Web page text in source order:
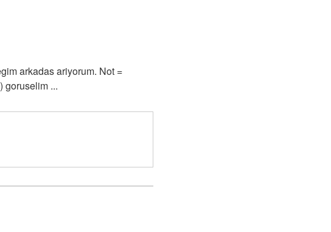
arkadas ariyorum. Not =
goruselim ...